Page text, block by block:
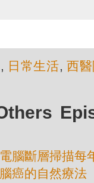
, 日常生活,西
腦斷層掃描每
癌的自然療法